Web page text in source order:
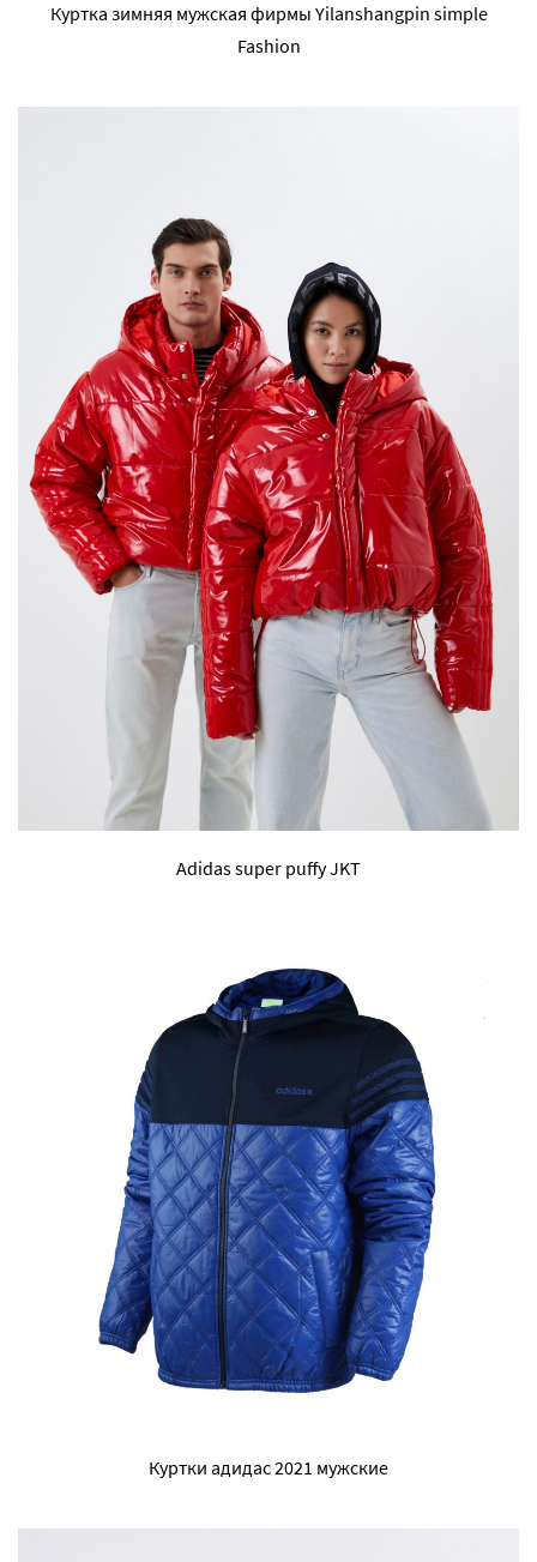
Куртка зимняя мужская фирмы Yilanshangpin simple
Fashion
Adidas super puffy JKT
Куртки адидас 2021 мужские